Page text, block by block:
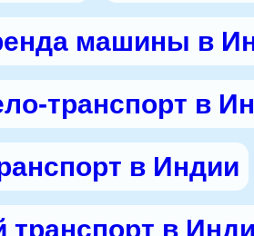
машины в
транспорт в
в Индии
транспорт в